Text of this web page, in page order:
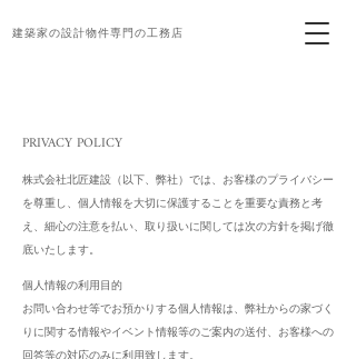
建築家の設計物件専門の工務店
PRIVACY POLICY
株式会社北匠建設（以下、弊社）では、お客様のプライバシー
を尊重し、個人情報を大切に保護することを重要な責務と考
え、細心の注意を払い、取り扱いに関しては次の方針を掲げ徹
底いたします。
個人情報の利用目的
お問い合わせ等でお預かりする個人情報は、弊社からの家づく
りに関する情報やイベント情報等のご案内の送付、お客様への